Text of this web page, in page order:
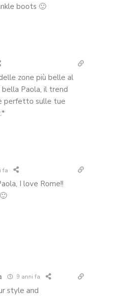
boots 🙂
zone più belle al
Paola, il trend
perfetto sulle tue
fa
I love Rome!!
9 anni fa
style and